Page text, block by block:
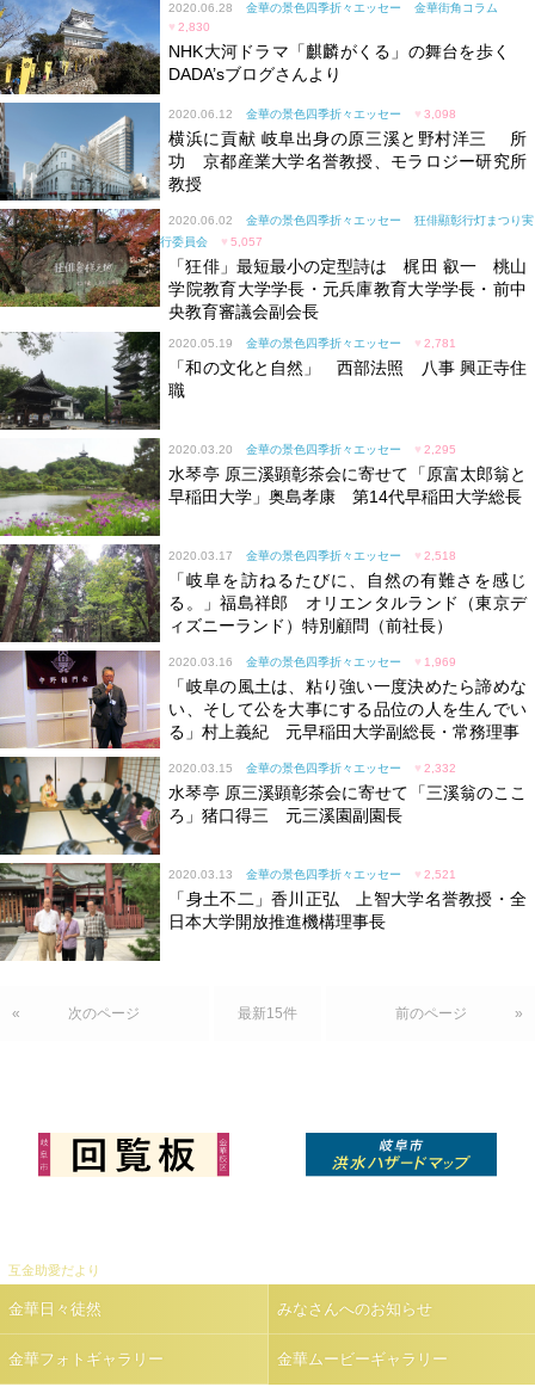
2020.06.28 金華の景色四季折々エッセー
金華街角コラム
♥ 2,830
NHK大河ドラマ「麒麟がくる」の舞台を歩く
DADA’sブログさんより
2020.06.12 金華の景色四季折々エッセー ♥ 3,098
横浜に貢献 岐阜出身の原三溪と野村洋三 所
功 京都産業大学名誉教授、モラロジー研究所
教授
2020.06.02 金華の景色四季折々エッセー
狂俳顯彰行灯まつり実
行委員会
♥ 5,057
「狂俳」最短最小の定型詩は 梶田 叡一 桃山
学院教育大学学長・元兵庫教育大学学長・前中
央教育審議会副会長
2020.05.19 金華の景色四季折々エッセー ♥ 2,781
「和の文化と自然」 西部法照 八事 興正寺住
職
2020.03.20 金華の景色四季折々エッセー ♥ 2,295
水琴亭 原三溪顕彰茶会に寄せて「原富太郎翁と
早稲田大学」奥島孝康 第14代早稲田大学総長
2020.03.17 金華の景色四季折々エッセー ♥ 2,518
「岐阜を訪ねるたびに、自然の有難さを感じ
る。」福島祥郎 オリエンタルランド（東京デ
ィズニーランド）特別顧問（前社長）
2020.03.16 金華の景色四季折々エッセー ♥ 1,969
「岐阜の風土は、粘り強い一度決めたら諦めな
い、そして公を大事にする品位の人を生んでい
る」村上義紀 元早稲田大学副総長・常務理事
2020.03.15 金華の景色四季折々エッセー ♥ 2,332
水琴亭 原三溪顕彰茶会に寄せて「三溪翁のここ
ろ」猪口得三 元三溪園副園長
2020.03.13 金華の景色四季折々エッセー ♥ 2,521
「身土不二」香川正弘 上智大学名誉教授・全
日本大学開放推進機構理事長
次のページ
« 最新15件 前のページ »
互金助愛だより
金華日々徒然 みなさんへのお知らせ
金華フォトギャラリー 金華ムービーギャラリー